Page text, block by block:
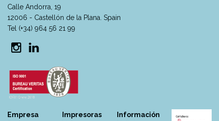
Calle Andorra, 19
12006 - Castellón de la Plana. Spain
Tel (+34) 964 56 21 99
Empresa
Impresoras
Información